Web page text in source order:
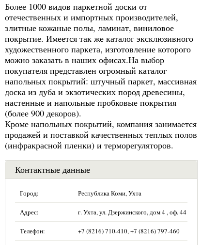
Более 1000 видов паркетной доски от
отечественных и импортных производителей,
элитные кожаные полы, ламинат, виниловое
покрытие. Имеется так же каталог эксклюзивного
художественного паркета, изготовление которого
можно заказать в наших офисах.На выбор
покупателя представлен огромный каталог
напольных покрытий: штучный паркет, массивная
доска из дуба и экзотических пород древесины,
настенные и напольные пробковые покрытия
(более 900 декоров).
Кроме напольных покрытий, компания занимается
продажей и поставкой качественных теплых полов
(инфракрасной пленки) и терморегуляторов.
Контактные данные
Город: Республика Коми, Ухта
Адрес: г. Ухта, ул. Дзержинского, дом 4 , оф. 44
Телефон: +7 (8216) 710-410, +7 (8216) 797-460